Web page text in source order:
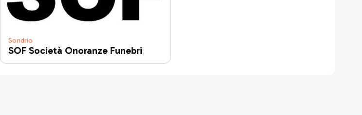
Sondrio
SOF Società Onoranze Funebri